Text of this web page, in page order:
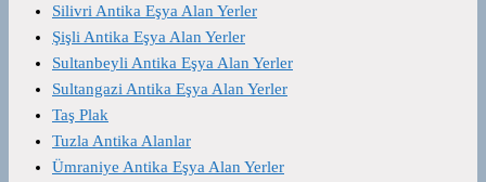
Silivri Antika Eşya Alan Yerler
Şişli Antika Eşya Alan Yerler
Sultanbeyli Antika Eşya Alan Yerler
Sultangazi Antika Eşya Alan Yerler
Taş Plak
Tuzla Antika Alanlar
Ümraniye Antika Eşya Alan Yerler